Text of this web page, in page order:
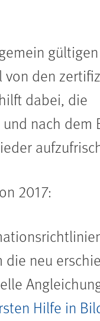
den
dabei, die
nach dem
2017:
die neu
Hilfe in